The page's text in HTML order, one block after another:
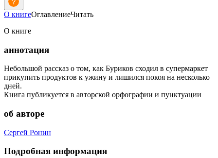
О книгеОглавлениеЧитать
О книге
аннотация
Небольшой рассказ о том, как Буриков сходил в супермаркет
прикупить продуктов к ужину и лишился покоя на несколько
дней.
Книга публикуется в авторской орфографии и пунктуации
об авторе
Сергей Ронин
Подробная информация